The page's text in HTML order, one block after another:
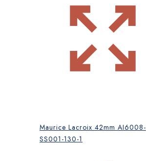
Maurice Lacroix 42mm AI6008-
SS001-130-1